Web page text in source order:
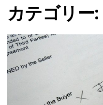
カテゴリー: